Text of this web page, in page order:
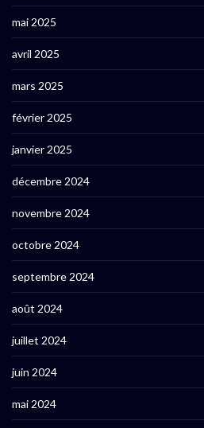
mai 2025
avril 2025
mars 2025
février 2025
janvier 2025
décembre 2024
novembre 2024
octobre 2024
septembre 2024
août 2024
juillet 2024
juin 2024
mai 2024